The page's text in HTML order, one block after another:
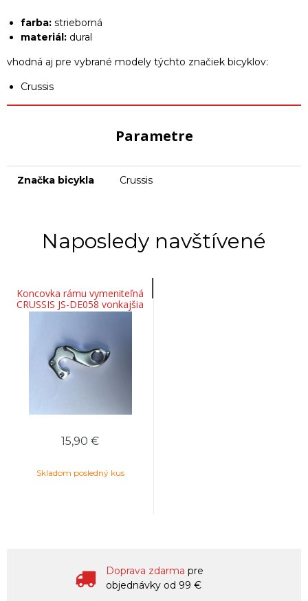
farba: strieborná
materiál: dural
vhodná aj pre vybrané modely týchto značiek bicyklov:
Crussis
Parametre
Značka bicykla Crussis
Naposledy navštívené
Koncovka rámu vymeniteľná
CRUSSIS JS-DE058 vonkajšia
strana rámu, pätka
15,90 €
Skladom posledný kus
Doprava zdarma pre
objednávky od 99 €